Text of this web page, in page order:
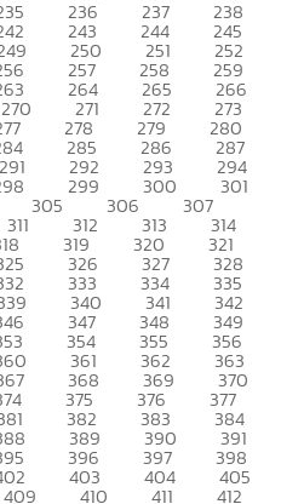
236 237 238
243 244 245
250 251 252
257 258 259
264 265 266
270 271 272 273
278 279 280
285 286 287
291 292 293 294
299 300 301
305 306 307
311 312 313 314
319 320 321
326 327 328
333 334 335
340 341 342
347 348 349
354 355 356
361 362 363
368 369 370
375 376 377
382 383 384
389 390 391
396 397 398
403 404 405
409 410 411 412